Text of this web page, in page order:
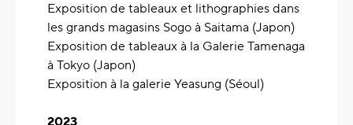
Exposition de tableaux et lithographies dans
les grands magasins Sogo à Saitama (Japon)
Exposition de tableaux à la Galerie Tamenaga
à Tokyo (Japon)
Exposition à la galerie Yeasung (Séoul)
2023